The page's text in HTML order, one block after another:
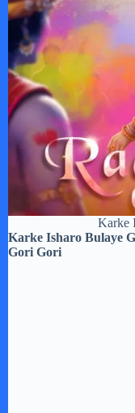
Karke
Karke Isharo Bulaye
Gori Gori